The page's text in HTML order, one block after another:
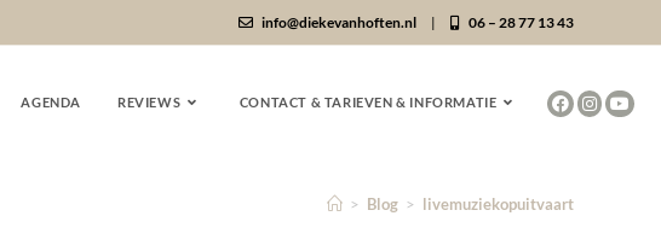
info@diekevanhoften.nl | 06 – 28 77 13 43
AGENDA REVIEWS CONTACT & TARIEVEN & INFORMATIE
> Blog > livemuziekopuitvaart